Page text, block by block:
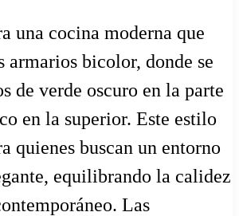
una cocina moderna que
armarios bicolor, donde se
de verde oscuro en la parte
en la superior. Este estilo
quienes buscan un entorno
equilibrando la calidez
Las